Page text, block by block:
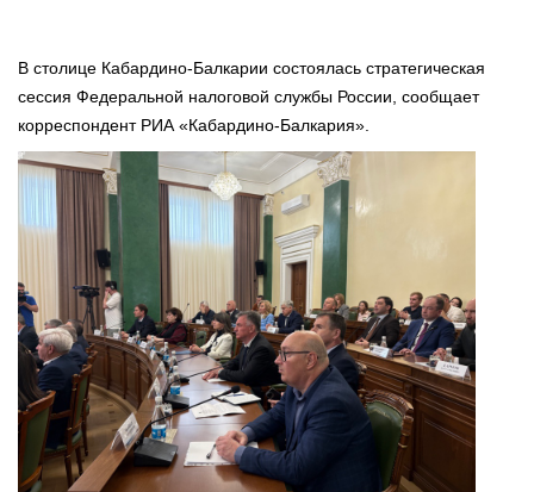
В столице Кабардино-Балкарии состоялась стратегическая
сессия Федеральной налоговой службы России, сообщает
корреспондент РИА «Кабардино-Балкария».